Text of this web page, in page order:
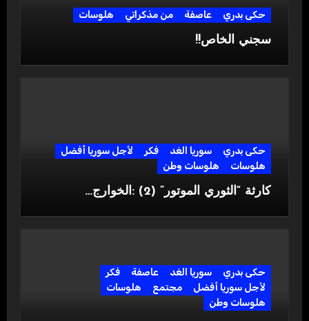
حكى بدري عاصفة من مذكراتي هلوسات
سجني الخاص!!
حكى بدري سوريا الغد فكر
لأجل سوريا أفضل
هلوسات
هلوسات وطن
كارثة “الثوري الموتور” (2) :الخوارج…
حكى بدري سوريا الغد عاصفة
فكر
لأجل سوريا أفضل
مجتمع
هلوسات
هلوسات وطن